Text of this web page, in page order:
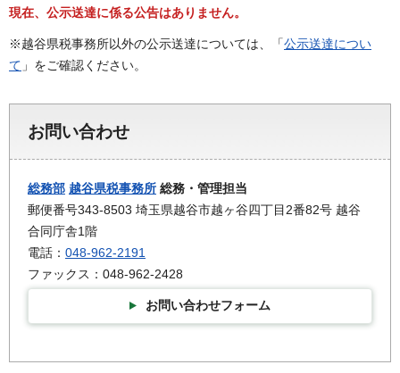
現在、公示送達に係る公告はありません。
※越谷県税事務所以外の公示送達については、「公示送達につい
て 」をご確認ください。
お問い合わせ
総務部 越谷県税事務所 総務・管理担当
郵便番号343-8503 埼玉県越谷市越ヶ谷四丁目2番82号 越谷
合同庁舎1階
電話： 048-962-2191
ファックス：048-962-2428
お問い合わせフォーム